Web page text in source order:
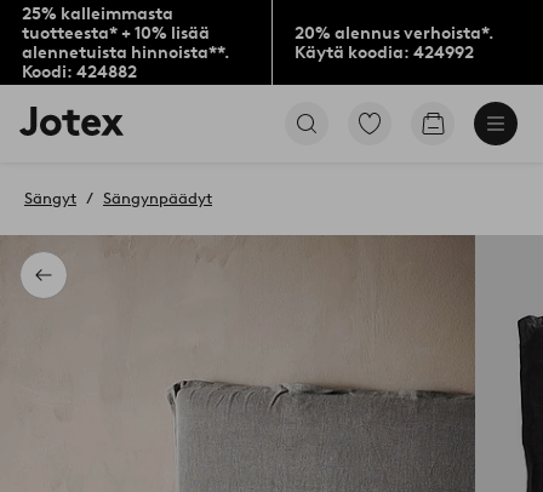
25% kalleimmasta
tuotteesta* + 10% lisää
alennetuista hinnoista**.
Koodi: 424882
20% alennus verhoista*.
Käytä koodia: 424992
Jotex-
logo
aloitussivulle
Siirry
Siirry
Takaisin
Sängyt Sängynpäädyt